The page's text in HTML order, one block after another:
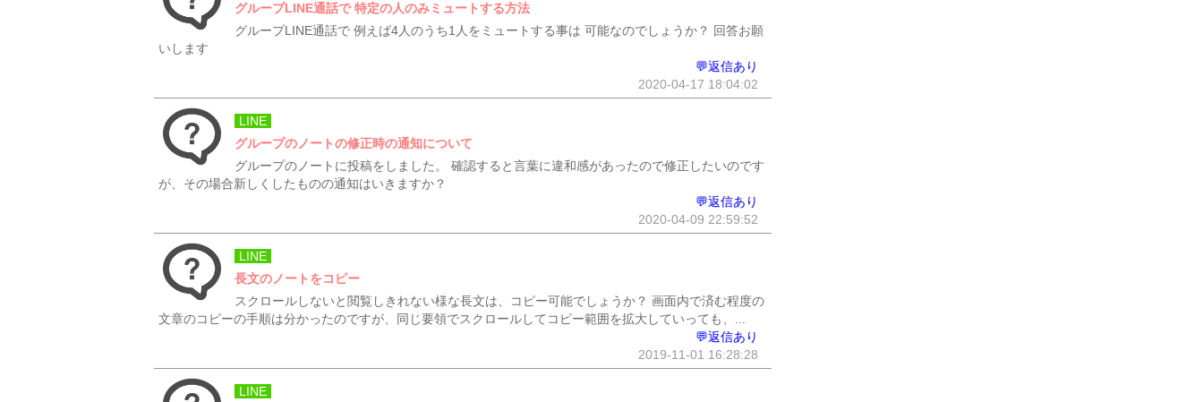
グループLINE通話で 特定の人のみミュートする方法
グループLINE通話で 例えば4人のうち1人をミュートする事は 可能なのでしょうか？ 回答お願
いします
💬返信あり
2020-04-17 18:04:02
LINE
グループのノートの修正時の通知について
グループのノートに投稿をしました。 確認すると言葉に違和感があったので修正したいのです
が、その場合新しくしたものの通知はいきますか？
💬返信あり
2020-04-09 22:59:52
LINE
長文のノートをコピー
スクロールしないと閲覧しきれない様な長文は、コピー可能でしょうか？ 画面内で済む程度の
文章のコピーの手順は分かったのですが、同じ要領でスクロールしてコピー範囲を拡大していっても、...
💬返信あり
2019-11-01 16:28:28
LINE